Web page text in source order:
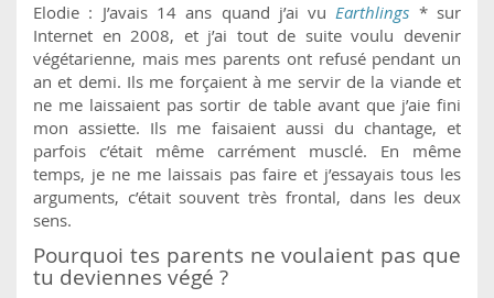
Elodie : J’avais 14 ans quand j’ai vuEarthlings * sur
Internet en 2008, et j’ai tout de suite voulu devenir
végétarienne, mais mes parents ont refusé pendant un
an et demi. Ils me forçaient à me servir de la viande et
ne me laissaient pas sortir de table avant que j’aie fini
mon assiette. Ils me faisaient aussi du chantage, et
parfois c’était même carrément musclé. En même
temps, je ne me laissais pas faire et j’essayais tous les
arguments, c’était souvent très frontal, dans les deux
sens.
Pourquoi tes parents ne voulaient pas que
tu deviennes végé ?